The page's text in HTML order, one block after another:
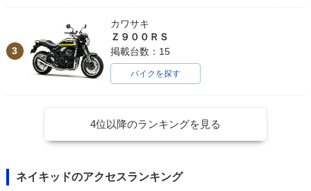
3
カワサキ
Ｚ９００ＲＳ
掲載台数：15
バイクを探す
4位以降のランキングを見る
ネイキッドのアクセスランキング